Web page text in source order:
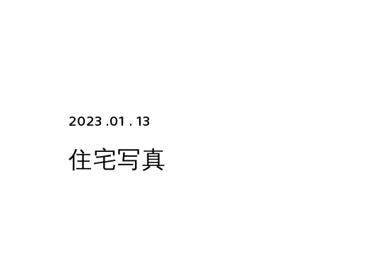
2023 .01 . 13
住宅写真